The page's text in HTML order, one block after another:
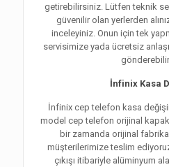
getirebilirsiniz. Lütfen teknik
güvenilir olan yerlerden
inceleyiniz. Onun için tek
servisimize yada ücretsiz
İnfinix Kasa
İnfinix cep telefon kasa
model cep telefon orijinal
bir zamanda orijinal fabrika
müşterilerimize teslim
çıkışı itibariyle alüminyum